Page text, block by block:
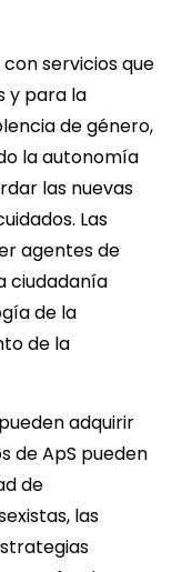
servicios que
y para la
de género,
la autonomía
las nuevas
Las
agentes de
ciudadanía
de la
de la
adquirir
de ApS pueden
de
las